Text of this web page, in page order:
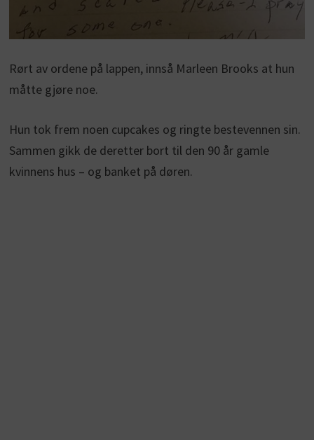
Rørt av ordene på lappen, innså Marleen Brooks at hun
måtte gjøre noe.
Hun tok frem noen cupcakes og ringte bestevennen sin.
Sammen gikk de deretter bort til den 90 år gamle
kvinnens hus – og banket på døren.